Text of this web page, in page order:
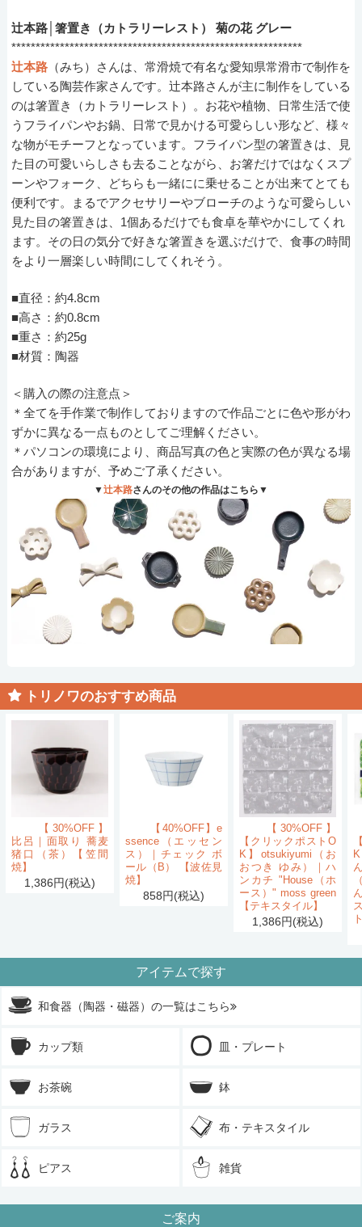
辻本路│箸置き（カトラリーレスト） 菊の花 グレー
************************************************************
辻本路（みち）さんは、常滑焼で有名な愛知県常滑市で制作を
している陶芸作家さんです。辻本路さんが主に制作をしている
のは箸置き（カトラリーレスト）。お花や植物、日常生活で使
うフライパンやお鍋、日常で見かける可愛らしい形など、様々
な物がモチーフとなっています。フライパン型の箸置きは、見
た目の可愛いらしさも去ることながら、お箸だけではなくスプ
ーンやフォーク、どちらも一緒にに乗せることが出来てとても
便利です。まるでアクセサリーやブローチのような可愛らしい
見た目の箸置きは、1個あるだけでも食卓を華やかにしてくれ
ます。その日の気分で好きな箸置きを選ぶだけで、食事の時間
をより一層楽しい時間にしてくれそう。
■直径：約4.8cm
■高さ：約0.8cm
■重さ：約25g
■材質：陶器
＜購入の際の注意点＞
＊全てを手作業で制作しておりますので作品ごとに色や形がわ
ずかに異なる一点ものとしてご理解ください。
＊パソコンの環境により、商品写真の色と実際の色が異なる場
合がありますが、予めご了承ください。
▼辻本路さんのその他の作品はこちら▼
トリノワのおすすめ商品
【30%OFF】
比呂｜面取り 蕎麦
猪口（茶）【笠間
焼】
1,386円(税込)
【40%OFF】e
ssence（エッセン
ス）｜チェック ボ
ール（B） 【波佐見
焼】
858円(税込)
【30%OFF】
【クリックポストO
K】otsukiyumi（お
おつき ゆみ）｜ハ
ンカチ "House（ホ
ース）" moss green
【テキスタイル】
1,386円(税込)
アイテムで探す
和食器（陶器・磁器）の一覧はこちら
カップ類 皿・プレート
お茶碗 鉢
ガラス 布・テキスタイル
ピアス 雑貨
ご案内